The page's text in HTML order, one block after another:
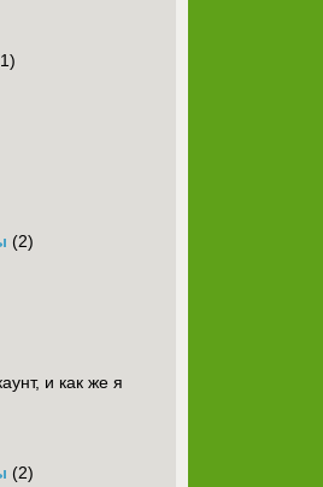
(2)
и как же я
(2)